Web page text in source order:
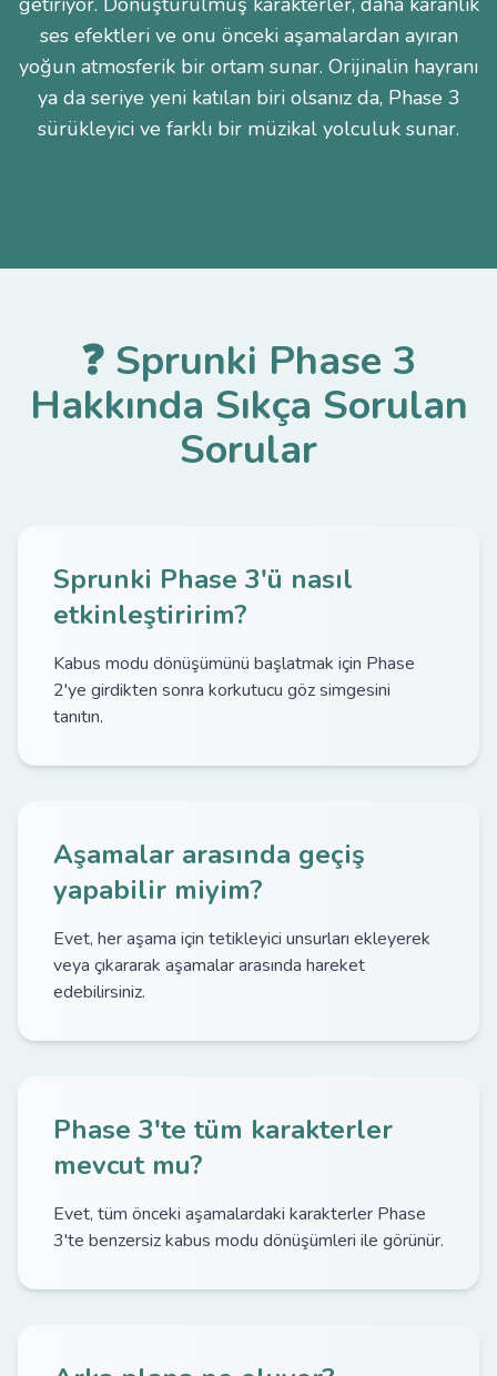
ses efektleri ve onu önceki aşamalardan ayıran
yoğun atmosferik bir ortam sunar. Orijinalin hayranı
ya da seriye yeni katılan biri olsanız da, Phase 3
sürükleyici ve farklı bir müzikal yolculuk sunar.
❓ Sprunki Phase 3
Hakkında Sıkça Sorulan
Sorular
Sprunki Phase 3'ü nasıl
etkinleştiririm?
Kabus modu dönüşümünü başlatmak için Phase
2'ye girdikten sonra korkutucu göz simgesini
tanıtın.
Aşamalar arasında geçiş
yapabilir miyim?
Evet, her aşama için tetikleyici unsurları ekleyerek
veya çıkararak aşamalar arasında hareket
edebilirsiniz.
Phase 3'te tüm karakterler
mevcut mu?
Evet, tüm önceki aşamalardaki karakterler Phase
3'te benzersiz kabus modu dönüşümleri ile görünür.